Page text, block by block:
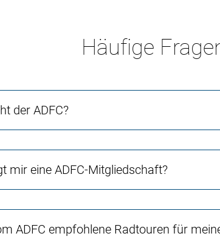
Häufige
der ADFC?
mir eine ADFC-Mitgliedschaft?
ADFC empfohlene Radtouren für